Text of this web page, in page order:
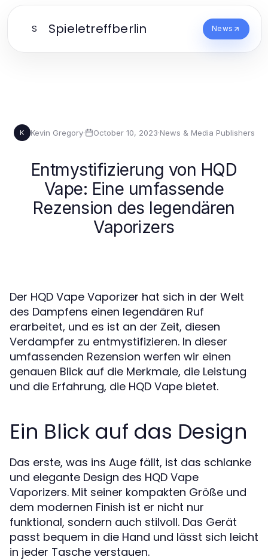
S Spieletreffberlin News
K Kevin Gregory· October 10, 2023·News & Media Publishers
Entmystifizierung von HQD
Vape: Eine umfassende
Rezension des legendären
Vaporizers
Der HQD Vape Vaporizer hat sich in der Welt
des Dampfens einen legendären Ruf
erarbeitet, und es ist an der Zeit, diesen
Verdampfer zu entmystifizieren. In dieser
umfassenden Rezension werfen wir einen
genauen Blick auf die Merkmale, die Leistung
und die Erfahrung, die HQD Vape bietet.
Ein Blick auf das Design
Das erste, was ins Auge fällt, ist das schlanke
und elegante Design des HQD Vape
Vaporizers. Mit seiner kompakten Größe und
dem modernen Finish ist er nicht nur
funktional, sondern auch stilvoll. Das Gerät
passt bequem in die Hand und lässt sich leicht
in jeder Tasche verstauen.